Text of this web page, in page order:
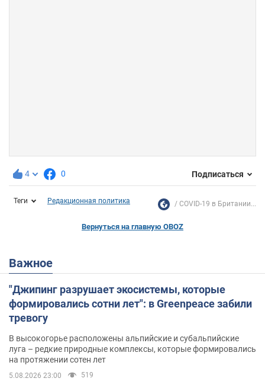
4 0 Подписаться
Теги Редакционная политика COVID-19 в Британии...
Вернуться на главную OBOZ
Важное
"Джипинг разрушает экосистемы, которые
формировались сотни лет": в Greenpeace забили
тревогу
В высокогорье расположены альпийские и субальпийские
луга – редкие природные комплексы, которые формировались
на протяжении сотен лет
5.08.2026 23:00 519